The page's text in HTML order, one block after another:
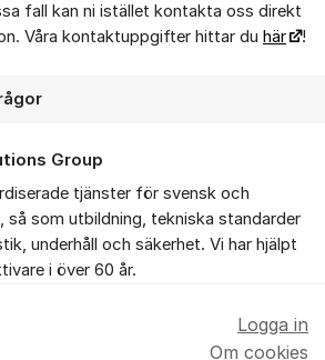
fall kan ni istället kontakta oss direkt
Våra kontaktuppgifter hittar du här !
Group
tjänster för svensk och
så som utbildning, tekniska standarder
underhåll och säkerhet. Vi har hjälpt
i över 60 år.
Logga in
Om cookies